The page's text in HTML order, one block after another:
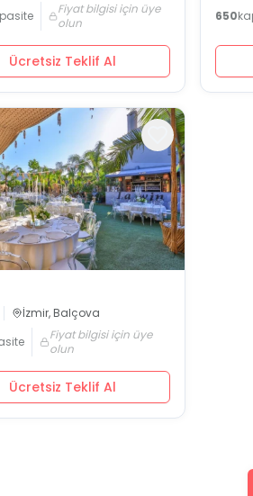
Fiyat bilgisi için üye
olun
Ücretsiz Teklif Al
650
İzmir, Balçova
Fiyat bilgisi için üye
olun
Ücretsiz Teklif Al